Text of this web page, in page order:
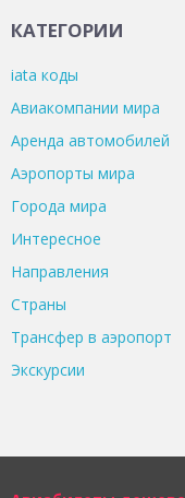
КАТЕГОРИИ
iata коды
Авиакомпании мира
Аренда автомобилей
Аэропорты мира
Города мира
Интересное
Направления
Страны
Трансфер в аэропорт
Экскурсии